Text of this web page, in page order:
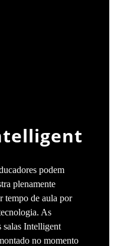
podem
plenamente
tempo de aula por
As
salas Intelligent
no momento